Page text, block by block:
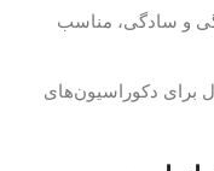
و سادگی، مناسب
برای دکوراسیون‌های